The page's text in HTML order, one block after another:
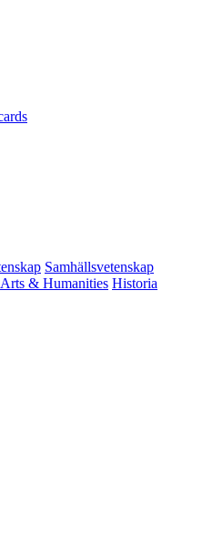
Samhällsvetenskap
Arts & Humanities Historia